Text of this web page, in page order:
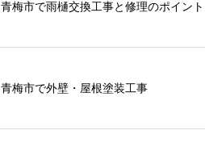
青梅市で雨樋交換工事と修理のポイント
青梅市で外壁・屋根塗装工事